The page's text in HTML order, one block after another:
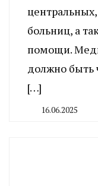
больниц, а
помощи.
должно быть
[…]
16.06.2025